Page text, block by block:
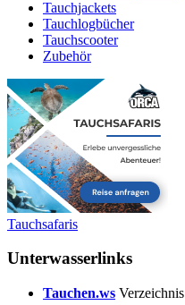
Tauchjackets
Tauchlogbücher
Tauchscooter
Zubehör
Tauchsafaris
Unterwasserlinks
Tauchen.ws Verzeichnis